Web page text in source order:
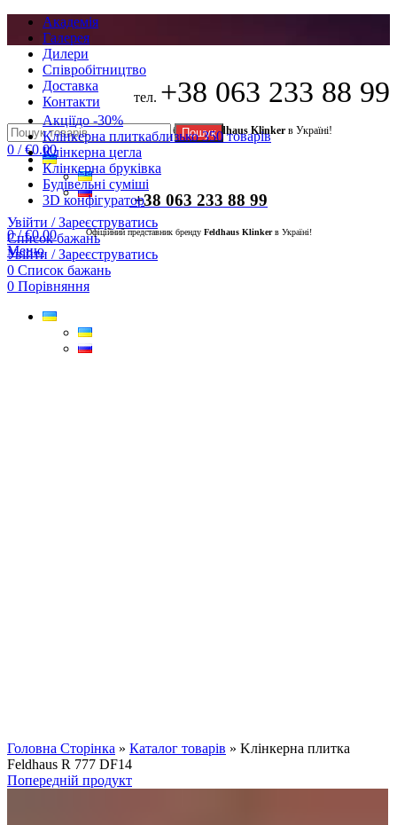
Академія
Галерея
Дилери
Cпівробітництво
Доставка
Контакти
Офіційний представник брендуFeldhaus Klinkerв Україні!
Увійти / Зареєструватись
Список бажань
Увійти / Зареєструватись
0 Список бажань
0 Порівняння
тел. +38 063 233 88 99
Пошук
0 / €0.00
+38 063 233 88 99
0/ €0.00
Меню
Акціїдо -30%
Клінкерна плиткаблизько 350 товарів
Клінкерна цегла
Клінкерна бруківка
Будівельні суміші
3D конфігуратор
Офіційний представник бренду Feldhaus Klinkerв Україні!
Головна Сторінка » Каталог товарів » Kлінкерна плитка
Feldhaus R 777 DF14
Попередній продукт